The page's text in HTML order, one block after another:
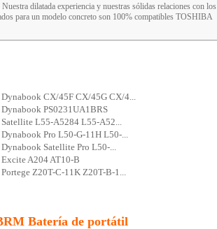
dilatada experiencia y nuestras sólidas relaciones con los
para un modelo concreto son 100% compatibles TOSHIBA
CX/45F CX/45G CX/4...
PS0231UA1BRS
L55-A5284 L55-A52...
Pro L50-G-11H L50-...
Satellite Pro L50-...
A204 AT10-B
Z20T-C-11K Z20T-B-1...
Batería de portátil